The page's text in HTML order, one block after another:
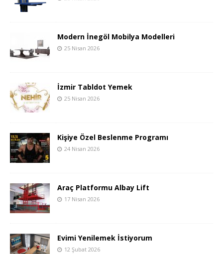
Modern İnegöl Mobilya Modelleri
25 Nisan 2026
İzmir Tabldot Yemek
25 Nisan 2026
Kişiye Özel Beslenme Programı
24 Nisan 2026
Araç Platformu Albay Lift
17 Nisan 2026
Evimi Yenilemek İstiyorum
12 Şubat 2026